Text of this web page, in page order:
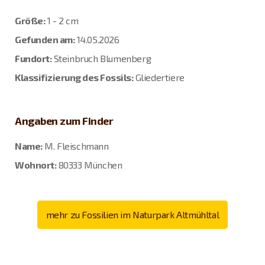
Größe:1 - 2 cm
Gefunden am:14.05.2026
Fundort:Steinbruch Blumenberg
Klassifizierung des Fossils:Gliedertiere
Angaben zum Finder
Name:M. Fleischmann
Wohnort:80333 München
mehr zu Fossilien im Naturpark Altmühltal